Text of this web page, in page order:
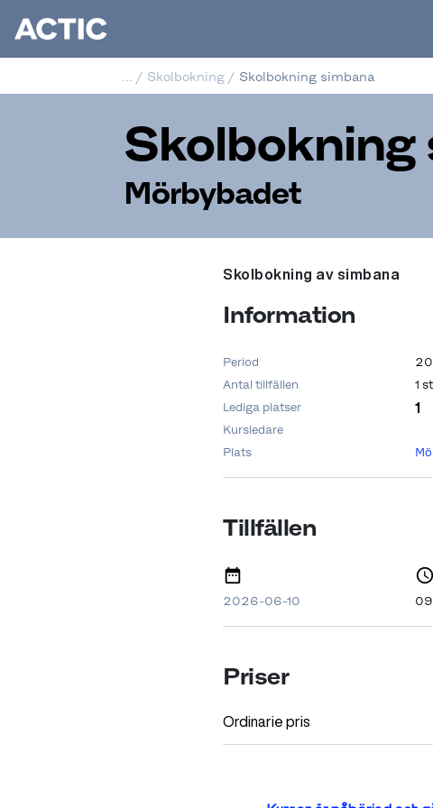
... / Skolbokning/ Skolbokning simbana
Skolbokning
Mörbybadet
Skolbokning av simbana
Information
Period
Antal tillfällen
1 st
Lediga platser
1
Kursledare
Plats
Tillfällen
2026-06-10
Priser
Ordinarie pris